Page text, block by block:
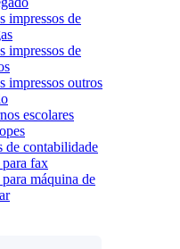
impressos de
impressos de
impressos outros
escolares
de contabilidade
fax
máquina de